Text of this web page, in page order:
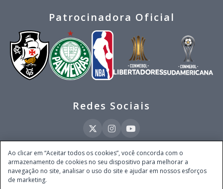
Patrocinadora Oficial
Redes Sociais
Este site é operado pela Ventmear Brasil LTDA (CNPJ 52.868.380/0001-84), com
endereço na Avenida Brigadeiro Faria Lima, nº 4.055, 3º andar, Itaim Bibi, no
Município de São Paulo, Estado de São Paulo, CEP 04538-133, Brasil - empresa
Ao clicar em “Aceitar todos os cookies”, você concorda com o
armazenamento de cookies no seu dispositivo para melhorar a
navegação no site, analisar o uso do site e ajudar em nossos esforços
de marketing.